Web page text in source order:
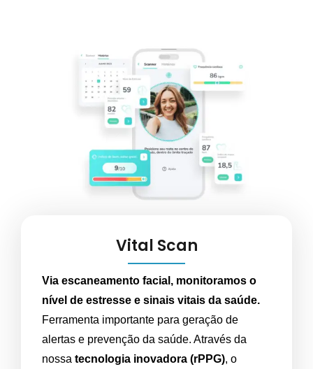
Vital Scan
Via escaneamento facial, monitoramos o
nível de estresse e sinais vitais da saúde.
Ferramenta importante para geração de
alertas e prevenção da saúde. Através da
nossa tecnologia inovadora (rPPG), o